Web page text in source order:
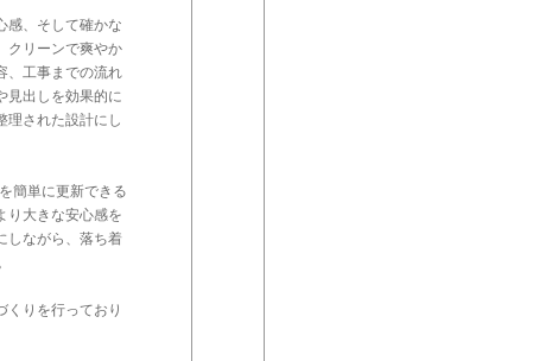
感、そして確かな
クリーンで爽やか
、工事までの流れ
見出しを効果的に
理された設計にし
簡単に更新できる
り大きな安心感を
しながら、落ち着
くりを行っており